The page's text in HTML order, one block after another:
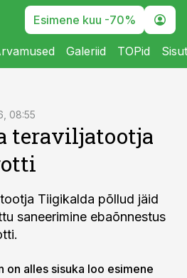
Esimene kuu -70%
Galeriid TOPid
08:55
teraviljatootja
Tiigikalda põllud jäid
saneerimine ebaõnnestus
on alles sisuka loo esimene